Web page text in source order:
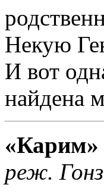
Некую
И вот
найдена
«Карим»
реж.